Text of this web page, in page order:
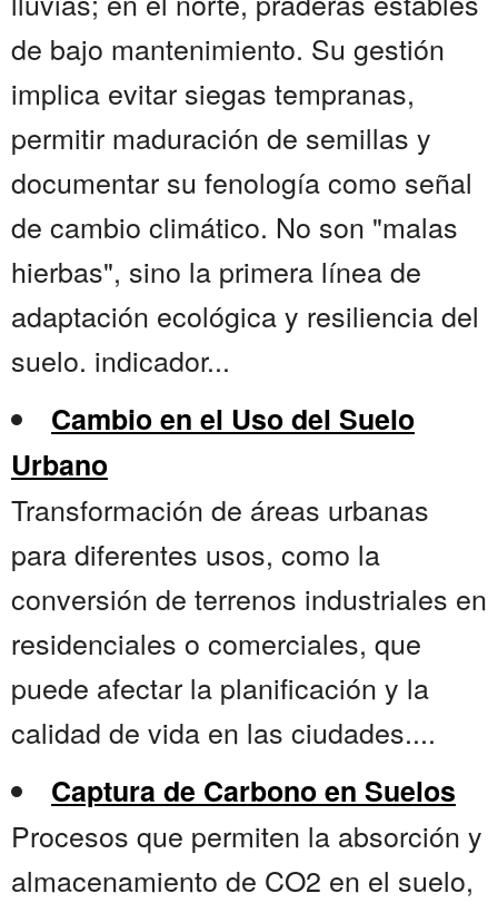
de bajo mantenimiento. Su gestión
implica evitar siegas tempranas,
permitir maduración de semillas y
documentar su fenología como señal
de cambio climático. No son "malas
hierbas", sino la primera línea de
adaptación ecológica y resiliencia del
suelo. indicador...
Cambio en el Uso del Suelo
Urbano
Transformación de áreas urbanas
para diferentes usos, como la
conversión de terrenos industriales en
residenciales o comerciales, que
puede afectar la planificación y la
calidad de vida en las ciudades....
Captura de Carbono en Suelos
Procesos que permiten la absorción y
almacenamiento de CO2 en el suelo,